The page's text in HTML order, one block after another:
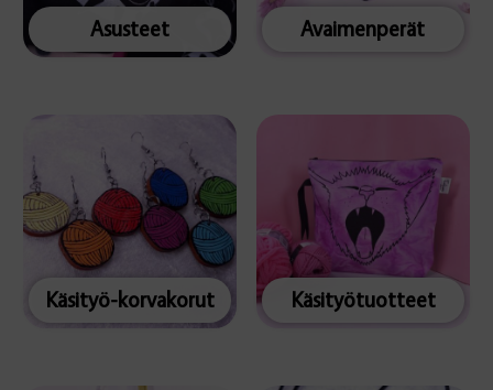
Asusteet Avaimenperät
Käsityö-korvakorut Käsityötuotteet